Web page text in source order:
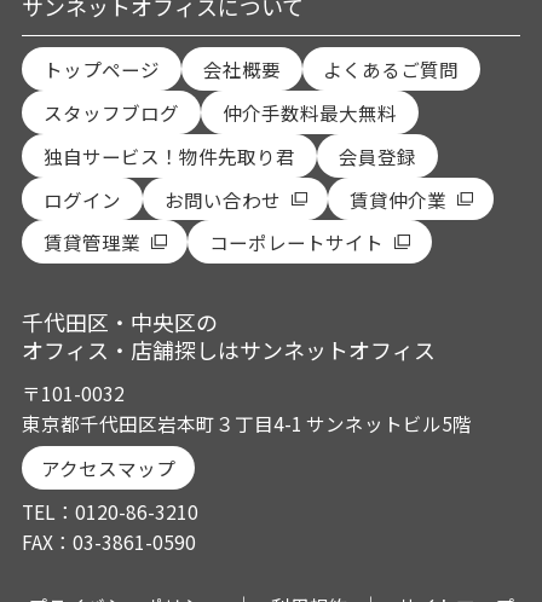
トップページ 会社概要
よくあるご質問
スタッフブログ
仲介手数料最大無料
独自サービス！物件先取り君
会員登録
ログイン
お問い合わせ
賃貸仲介業
賃貸管理業
コーポレートサイト
千代田区・中央区の
オフィス・店舗探しはサンネットオフィス
〒101-0032
東京都千代田区岩本町３丁目4-1 サンネットビル5階
アクセスマップ
TEL：0120-86-3210
FAX：03-3861-0590